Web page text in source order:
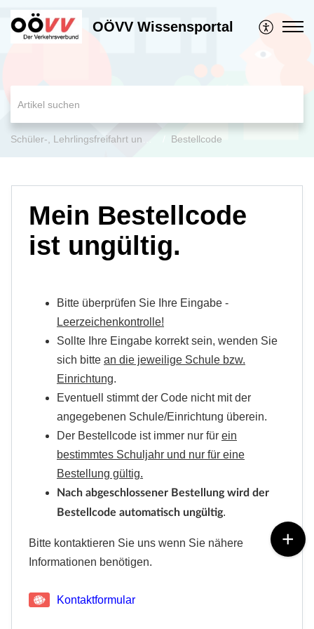
OÖVV Wissensportal
Bestellcode
Mein Bestellcode
ist ungültig.
Bitte überprüfen Sie Ihre Eingabe -
Leerzeichenkontrolle!
Sollte Ihre Eingabe korrekt sein, wenden Sie
sich bitte an die jeweilige Schule bzw.
Einrichtung.
Eventuell stimmt der Code nicht mit der
angegebenen Schule/Einrichtung überein.
Der Bestellcode ist immer nur für ein
bestimmtes Schuljahr und nur für eine
Bestellung gültig.
Nach abgeschlossener Bestellung wird der
Bestellcode automatisch ungültig.
Bitte kontaktieren Sie uns wenn Sie nähere
Informationen benötigen.
Kontaktformular